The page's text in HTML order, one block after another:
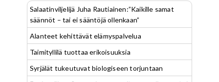
Salaatinviljelijä Juha Rautiainen:”Kaikille samat
säännöt – tai ei sääntöjä ollenkaan”
Alanteet kehittävät elämyspalvelua
Taimityllilä tuottaa erikoisuuksia
Syrjälät tukeutuvat biologiseen torjuntaan